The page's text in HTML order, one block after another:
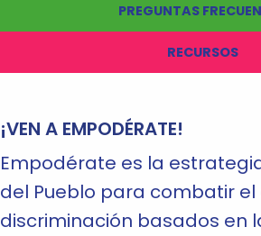
PREGUNTAS
RECURSOS
¡VEN A EMPODÉRATE!
Empodérate es la
del Pueblo para combatir
discriminación basados en